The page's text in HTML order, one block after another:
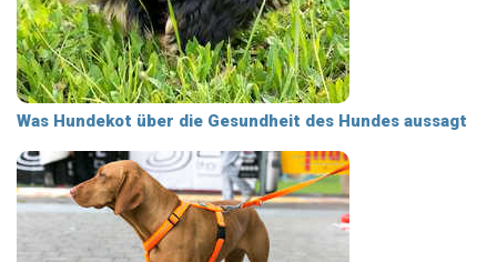
Was Hundekot über die Gesundheit des Hundes aussagt